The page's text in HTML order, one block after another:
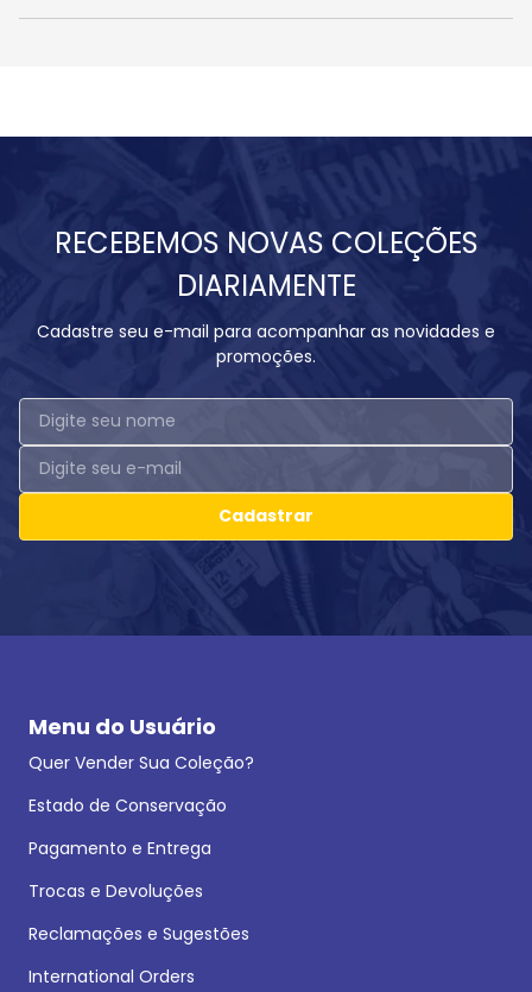
RECEBEMOS NOVAS COLEÇÕES
DIARIAMENTE
Cadastre seu e-mail para acompanhar as novidades e
promoções.
Cadastrar
Menu do Usuário
Quer Vender Sua Coleção?
Estado de Conservação
Pagamento e Entrega
Trocas e Devoluções
Reclamações e Sugestões
International Orders